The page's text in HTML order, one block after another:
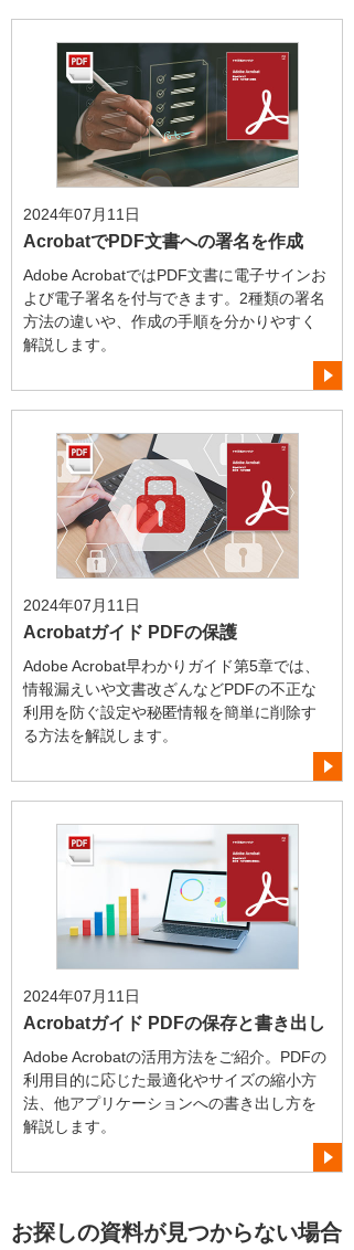
2024年07月11日
AcrobatでPDF文書への署名を作成
Adobe AcrobatではPDF文書に電子サインお
よび電子署名を付与できます。2種類の署名
方法の違いや、作成の手順を分かりやすく
解説します。
2024年07月11日
Acrobatガイド PDFの保護
Adobe Acrobat早わかりガイド第5章では、
情報漏えいや文書改ざんなどPDFの不正な
利用を防ぐ設定や秘匿情報を簡単に削除す
る方法を解説します。
2024年07月11日
Acrobatガイド PDFの保存と書き出し
Adobe Acrobatの活用方法をご紹介。PDFの
利用目的に応じた最適化やサイズの縮小方
法、他アプリケーションへの書き出し方を
解説します。
お探しの資料が見つからない場合